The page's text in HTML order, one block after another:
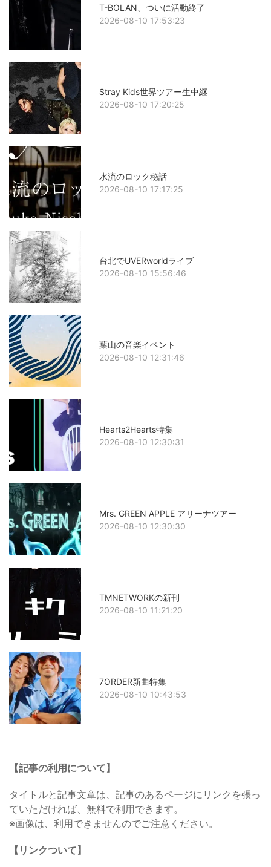
T-BOLAN、ついに活動終了
2026-08-10 17:53:23
Stray Kids世界ツアー生中継
2026-08-10 17:20:25
水流のロック秘話
2026-08-10 17:17:25
台北でUVERworldライブ
2026-08-10 15:56:46
葉山の音楽イベント
2026-08-10 12:31:46
Hearts2Hearts特集
2026-08-10 12:30:31
Mrs. GREEN APPLE アリーナツアー
2026-08-10 12:30:30
TMNETWORKの新刊
2026-08-10 11:21:20
7ORDER新曲特集
2026-08-10 10:43:53
【記事の利用について】
タイトルと記事文章は、記事のあるページにリンクを張っ
ていただければ、無料で利用できます。
※画像は、利用できませんのでご注意ください。
【リンクついて】